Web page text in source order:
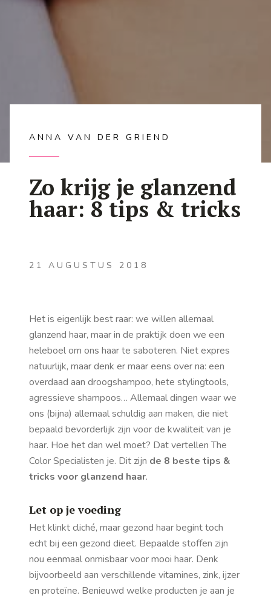
ANNA VAN DER GRIEND
Zo krijg je glanzend
haar: 8 tips & tricks
21 AUGUSTUS 2018
Het is eigenlijk best raar: we willen allemaal
glanzend haar, maar in de praktijk doen we een
heleboel om ons haar te saboteren. Niet expres
natuurlijk, maar denk er maar eens over na: een
overdaad aan droogshampoo, hete stylingtools,
agressieve shampoos… Allemaal dingen waar we
ons (bijna) allemaal schuldig aan maken, die niet
bepaald bevorderlijk zijn voor de kwaliteit van je
haar. Hoe het dan wel moet? Dat vertellen The
Color Specialisten je. Dit zijn de 8 beste tips &
tricks voor glanzend haar.
Let op je voeding
Het klinkt cliché, maar gezond haar begint toch
echt bij een gezond dieet. Bepaalde stoffen zijn
nou eenmaal onmisbaar voor mooi haar. Denk
bijvoorbeeld aan verschillende vitamines, zink, ijzer
en proteïne. Benieuwd welke producten je aan je